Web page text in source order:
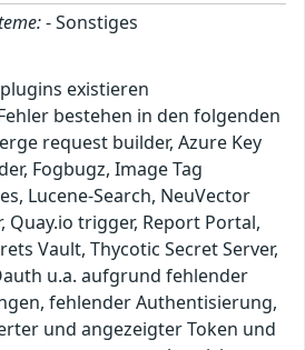
- Sonstiges
existieren
bestehen in den folgenden
request builder, Azure Key
Fogbugz, Image Tag
Lucene-Search, NeuVector
Quay.io trigger, Report Portal,
Vault, Thycotic Secret Server,
u.a. aufgrund fehlender
fehlender Authentisierung,
und angezeigter Token und